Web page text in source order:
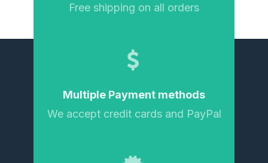
Free shipping on all orders
Multiple Payment methods
We accept credit cards and PayPal